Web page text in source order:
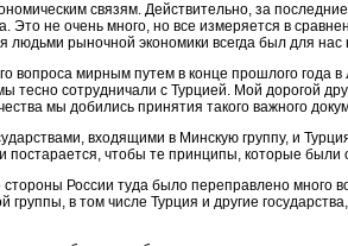
связям. Действительно, за
не очень мно­го, но все измеряется в
людьми рыночной экономики всегда был для
мирным путем в конце прошло­го года
сотрудничали с Турцией. Мой дорогой
мы добились принятия такого важного
входящими в Минскую группу, и
чтобы те принципы, которые
России туда было переправлено много
в том числе Турция и другие